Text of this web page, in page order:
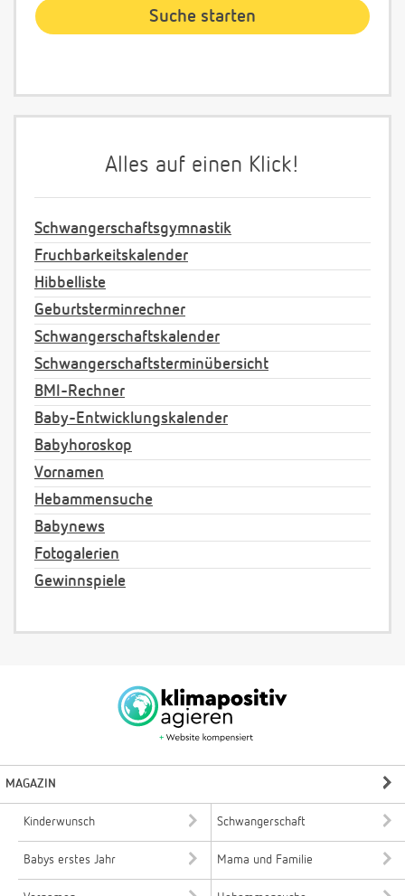
Alles auf einen Klick!
Schwangerschaftsgymnastik
Fruchbarkeitskalender
Hibbelliste
Geburtsterminrechner
Schwangerschaftskalender
Schwangerschaftsterminübersicht
BMI-Rechner
Baby-Entwicklungskalender
Babyhoroskop
Vornamen
Hebammensuche
Babynews
Fotogalerien
Gewinnspiele
MAGAZIN
Kinderwunsch Schwangerschaft
Babys erstes Jahr Mama und Familie